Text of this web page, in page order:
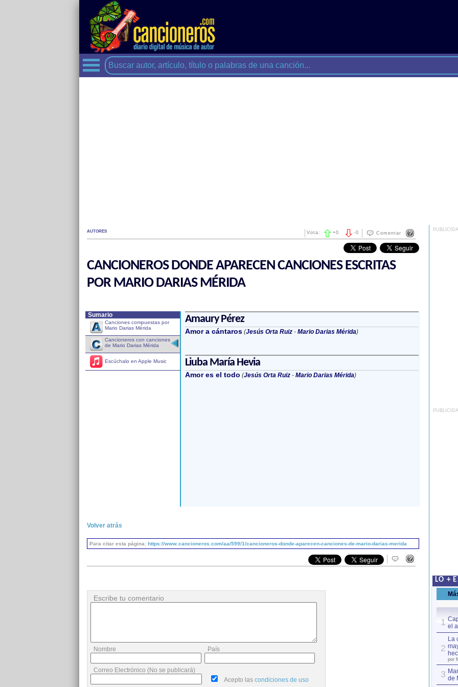
AUTORES Comentar
-0
Vota: +0
CANCIONEROS DONDE APARECEN CANCIONES ESCRITAS
POR MARIO DARIAS MÉRIDA
Sumario
Canciones compuestas por
Mario Darias Mérida
Cancioneros con canciones
de Mario Darias Mérida
Escúchalo en Apple Music
Amaury Pérez
Amor a cántaros (Jesús Orta Ruiz- Mario Darias Mérida)
Liuba María Hevia
Amor es el todo (Jesús Orta Ruiz- Mario Darias Mérida)
Volver atrás
Para citar esta página: https://www.cancioneros.com/aa/599/1/cancioneros-donde-aparecen-canciones-de-mario-darias-merida
Escribe tu comentario
Nombre País
Correo Electrónico (No se publicará)
Acepto las condiciones de uso
LO +
1 el
2
La
por
3 de